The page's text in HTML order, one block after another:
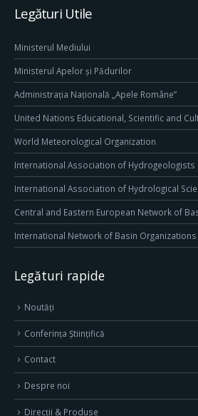
Legături Utile
Ministerul Mediului
Ministerul Apelor și Pădurilor
Administrația Națională „Apele Române”
United Nations Educational, Scientific and
World Meteorological Organization
International Association of Hydrogeologists
International Association of Hydrological
Central and Eastern European Network of
International Network of Basin Organizations
Legături rapide
Noutăți
Conferința Științifică
Contact
Despre noi
Direcţii & Produse